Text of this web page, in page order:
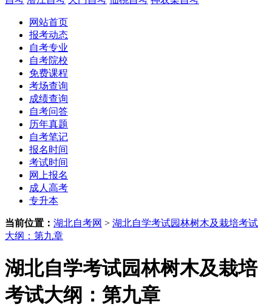
网站首页
报考动态
自考专业
自考院校
免费课程
考场查询
成绩查询
自考问答
历年真题
自考笔记
报名时间
考试时间
网上报名
成人高考
专升本
当前位置： 湖北自考网 > 湖北自学考试园林树木及栽培考试
大纲：第九章
湖北自学考试园林树木及栽培
考试大纲：第九章